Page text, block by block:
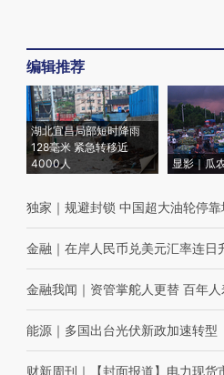
编辑推荐
湖北宜昌局部短时降雨
128毫米 紧急转移近
4000人
显影｜瓜
独家 ｜ 规避封锁 中国超大油轮停
金融 ｜ 在岸人民币兑美元汇率连日
金融我闻 ｜ 资管掌舵人更替 百年
能源 ｜ 多国出台光伏新政加速转型
财新周刊 ｜ 【封面报道】电力现